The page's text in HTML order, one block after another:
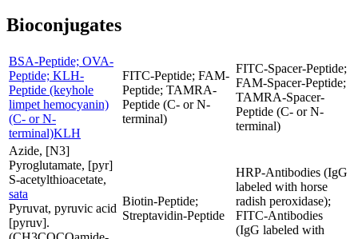
Bioconjugates
BSA-Peptide; OVA-
Peptide; KLH-
Peptide (keyhole
limpet hemocyanin)
(C- or N-
terminal)KLH
FITC-Peptide; FAM-
Peptide; TAMRA-
Peptide (C- or N-
terminal)
FITC-Spacer-Peptide;
FAM-Spacer-Peptide;
TAMRA-Spacer-
Peptide (C- or N-
terminal)
Azide, [N3]
Pyroglutamate, [pyr]
S-acetylthioacetate,
sata
Pyruvat, pyruvic acid
[pyruv].
Biotin-Peptide;
Streptavidin-Peptide
HRP-Antibodies (IgG
labeled with horse
radish peroxidase);
FITC-Antibodies
(IgG labeled with